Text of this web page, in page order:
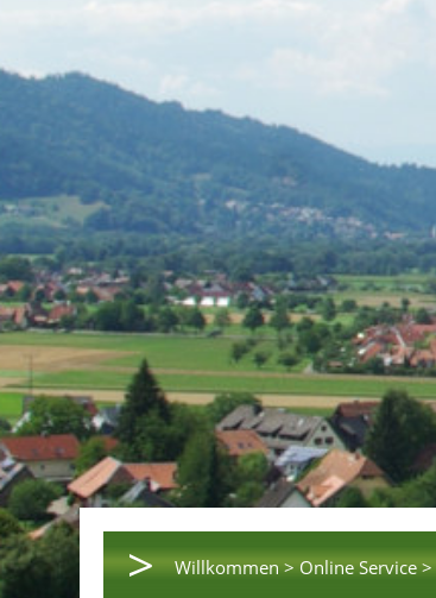
> Willkommen > Online Service >